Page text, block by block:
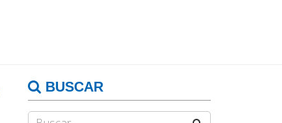
BUSCAR